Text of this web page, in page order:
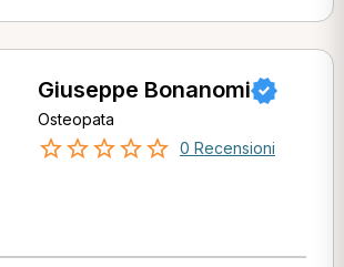
Giuseppe Bonanomi
Osteopata
0 Recensioni